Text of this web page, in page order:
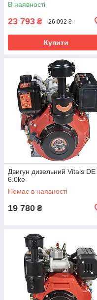
В наявності
23 793 ₴ 26 092 ₴
Купити
Двигун дизельний Vitals DE
6.0ke
Немає в наявності
19 780 ₴